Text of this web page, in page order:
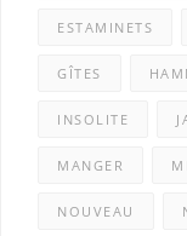
ESTAMINETS
GÎTES
INSOLITE
MANGER
NOUVEAU